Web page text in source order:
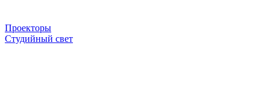
Проекторы
Студийный свет